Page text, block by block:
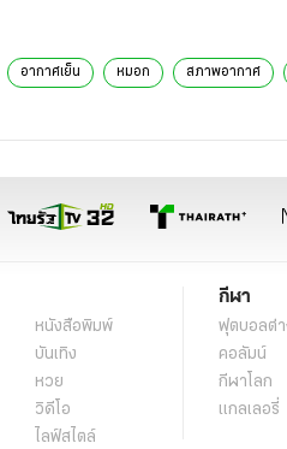
อากาศเย็น หมอก สภาพอากาศ
หนังสือพิมพ์
บันเทิง
หวย
วิดีโอ
ไลฟ์สไตล์
กีฬา
ฟุตบอลต่่า
คอลัมน์
กีฬาโลก
แกลเลอรี่